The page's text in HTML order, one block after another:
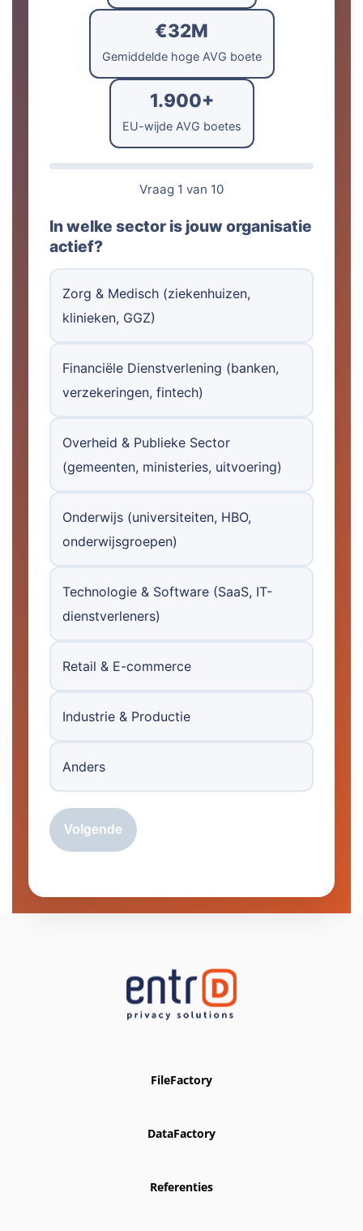
€32M
Gemiddelde hoge AVG boete
1.900+
EU-wijde AVG boetes
Vraag 1 van 10
In welke sector is jouw organisatie
actief?
Zorg & Medisch (ziekenhuizen,
klinieken, GGZ)
Financiële Dienstverlening (banken,
verzekeringen, fintech)
Overheid & Publieke Sector
(gemeenten, ministeries, uitvoering)
Onderwijs (universiteiten, HBO,
onderwijsgroepen)
Technologie & Software (SaaS, IT-
dienstverleners)
Retail & E-commerce
Industrie & Productie
Anders
Volgende
FileFactory
DataFactory
Referenties